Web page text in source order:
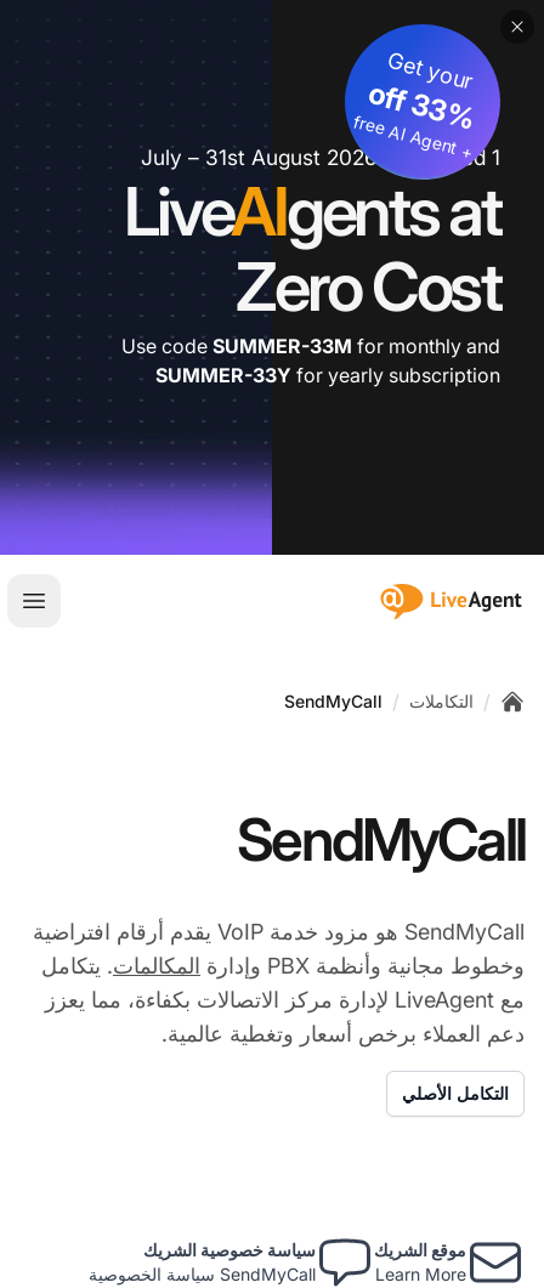
1 July – 31st August 2026 *extended
LiveAIgents at
Zero Cost
Get your
3
3
%
o
ff
+
fre
e
A
I A
g
e
nt
Use code SUMMER-33M for monthly and
SUMMER-33Y for yearly subscription
:site.title
فتح
/ التكاملات /
SendMyCall
SendMyCall
SendMyCall هو مزود خدمة VoIP يقدم أرقام افتراضية
وخطوط مجانية وأنظمة PBX وإدارة
المكالمات. يتكامل
مع LiveAgent لإدارة مركز الاتصالات بكفاءة، مما يعزز
دعم العملاء برخص أسعار وتغطية عالمية.
التكامل الأصلي
موقع الشريك
Learn More
سياسة خصوصية الشريك
SendMyCall سياسة الخصوصية